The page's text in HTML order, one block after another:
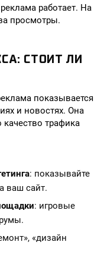
работает. На
просмотры.
СТОИТ ЛИ
показывается
и новостях. Она
трафика
: показывайте
ваш сайт.
: игровые
«дизайн